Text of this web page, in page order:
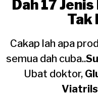
Dah 17
Tak
Cakap lah apa
semua dah cuba..
Ubat doktor,